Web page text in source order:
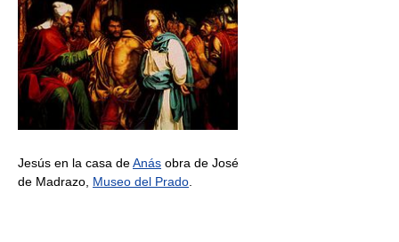
Jesús en la casa deAnás obra de José
de Madrazo, Museo del Prado